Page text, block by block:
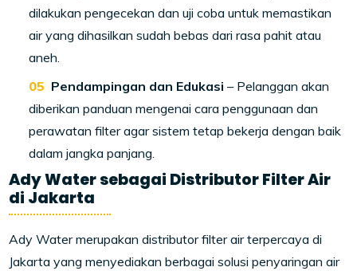
dilakukan pengecekan dan uji coba untuk memastikan
air yang dihasilkan sudah bebas dari rasa pahit atau
aneh.
Pendampingan dan Edukasi – Pelanggan akan
diberikan panduan mengenai cara penggunaan dan
perawatan filter agar sistem tetap bekerja dengan baik
dalam jangka panjang.
Ady Water sebagai Distributor Filter Air
di Jakarta
Ady Water merupakan distributor filter air terpercaya di
Jakarta yang menyediakan berbagai solusi penyaringan air